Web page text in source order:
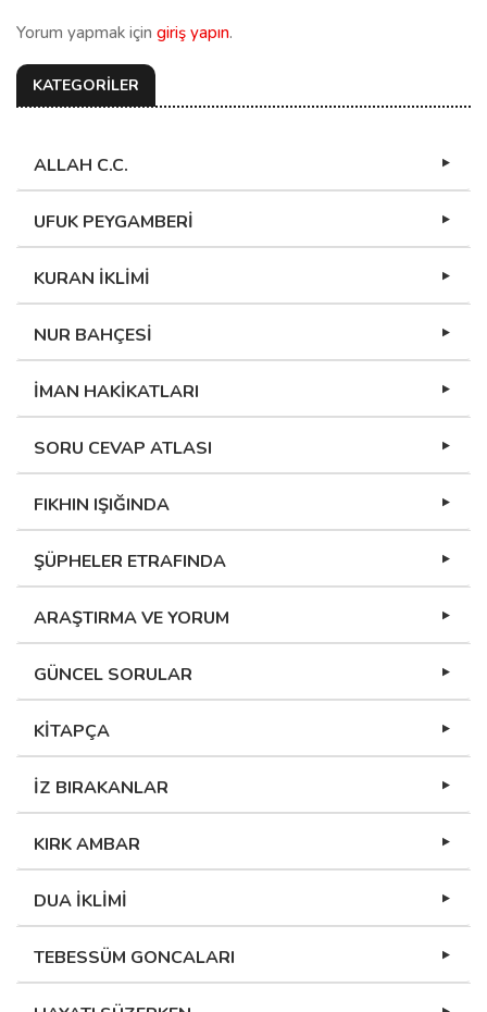
Yorum yapmak için giriş yapın.
KATEGORİLER
ALLAH C.C.
UFUK PEYGAMBERİ
KURAN İKLİMİ
NUR BAHÇESİ
İMAN HAKİKATLARI
SORU CEVAP ATLASI
FIKHIN IŞIĞINDA
ŞÜPHELER ETRAFINDA
ARAŞTIRMA VE YORUM
GÜNCEL SORULAR
KİTAPÇA
İZ BIRAKANLAR
KIRK AMBAR
DUA İKLİMİ
TEBESSÜM GONCALARI